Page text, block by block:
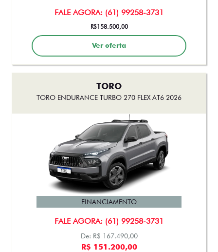
FALE AGORA: (61) 99258-3731
R$158.500,00
Ver oferta
TORO
TORO ENDURANCE TURBO 270 FLEX AT6 2026
FALE AGORA: (61) 99258-3731
FINANCIAMENTO
De: R$ 167.490,00
R$ 151.200,00